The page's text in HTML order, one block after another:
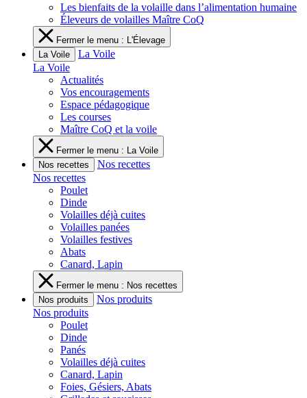
Les bienfaits de la volaille dans l’alimentation humaine
Éleveurs de volailles Maître CoQ
Fermer le menu : L'Élevage
La Voile
La Voile
La Voile
Actualités
Vos encouragements
Espace pédagogique
Les courses
Maître CoQ et la voile
Fermer le menu : La Voile
Nos recettes
Nos recettes
Nos recettes
Poulet
Dinde
Volailles déjà cuites
Volailles panées
Volailles festives
Abats
Canard, Lapin
Fermer le menu : Nos recettes
Nos produits
Nos produits
Nos produits
Poulet
Dinde
Panés
Volailles déjà cuites
Canard, Lapin
Foies, Gésiers, Abats